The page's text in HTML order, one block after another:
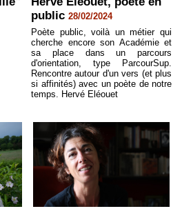
public 28/02/2024
Poète public, voilà un métier qui
cherche encore son Académie et
sa place dans un parcours
d'orientation, type ParcourSup.
Rencontre autour d'un vers (et plus
si affinités) avec un poète de notre
temps. Hervé Eléouet